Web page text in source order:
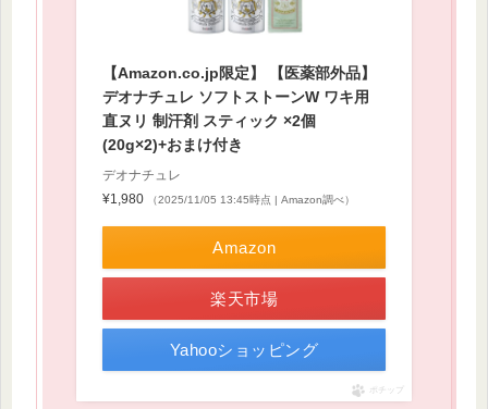
【Amazon.co.jp限定】 【医薬部外品】
デオナチュレ ソフトストーンW ワキ用
直ヌリ 制汗剤 スティック ×2個
(20g×2)+おまけ付き
デオナチュレ
¥1,980
（2025/11/05 13:45時点 | Amazon調べ）
Amazon
楽天市場
Yahooショッピング
ポチップ